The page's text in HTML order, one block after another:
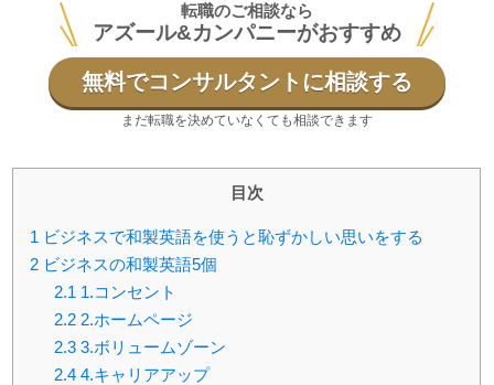
転職のご相談なら
アズール&カンパニーがおすすめ
無料でコンサルタントに相談する
まだ転職を決めていなくても相談できます
目次
1 ビジネスで和製英語を使うと恥ずかしい思いをする
2 ビジネスの和製英語5個
2.1 1.コンセント
2.2 2.ホームページ
2.3 3.ボリュームゾーン
2.4 4.キャリアアップ